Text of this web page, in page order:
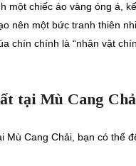
một chiếc áo vàng óng á,
nên một bức tranh thiên
chín chính là “nhân vật
tại Mù Cang
Cang Chải, bạn có thể